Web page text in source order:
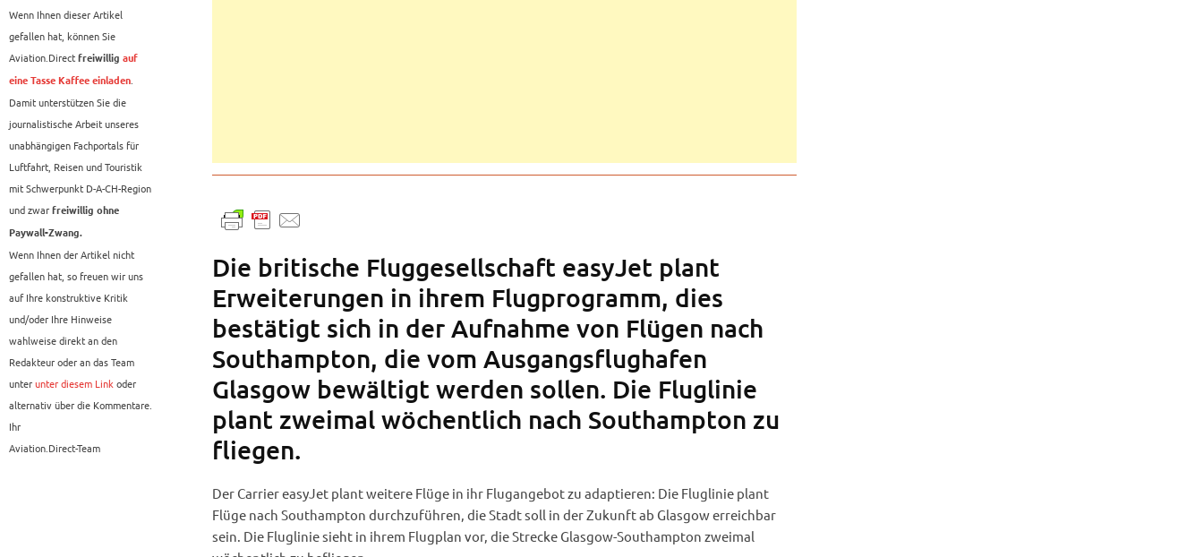
Wenn Ihnen dieser Artikel
gefallen hat, können Sie
Aviation.Direct freiwillig auf
eine Tasse Kaffee einladen.
Damit unterstützen Sie die
journalistische Arbeit unseres
unabhängigen Fachportals für
Luftfahrt, Reisen und Touristik
mit Schwerpunkt D-A-CH-Region
und zwar freiwillig ohne
Paywall-Zwang.
Wenn Ihnen der Artikel nicht
gefallen hat, so freuen wir uns
auf Ihre konstruktive Kritik
und/oder Ihre Hinweise
wahlweise direkt an den
Redakteur oder an das Team
unterunter diesem Linkoder
alternativ über die Kommentare.
Ihr
Aviation.Direct-Team
Die britische Fluggesellschaft easyJet plant
Erweiterungen in ihrem Flugprogramm, dies
bestätigt sich in der Aufnahme von Flügen nach
Southampton, die vom Ausgangsflughafen
Glasgow bewältigt werden sollen. Die Fluglinie
plant zweimal wöchentlich nach Southampton zu
fliegen.
Der Carrier easyJet plant weitere Flüge in ihr Flugangebot zu adaptieren: Die Fluglinie plant
Flüge nach Southampton durchzuführen, die Stadt soll in der Zukunft ab Glasgow erreichbar
sein. Die Fluglinie sieht in ihrem Flugplan vor, die Strecke Glasgow-Southampton zweimal